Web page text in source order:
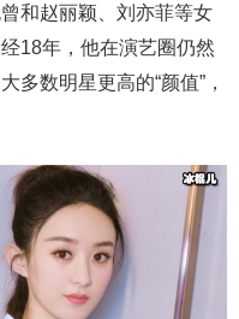
和赵丽颖、刘亦菲等女
18年，他在演艺圈仍然
多数明星更高的“颜值”，